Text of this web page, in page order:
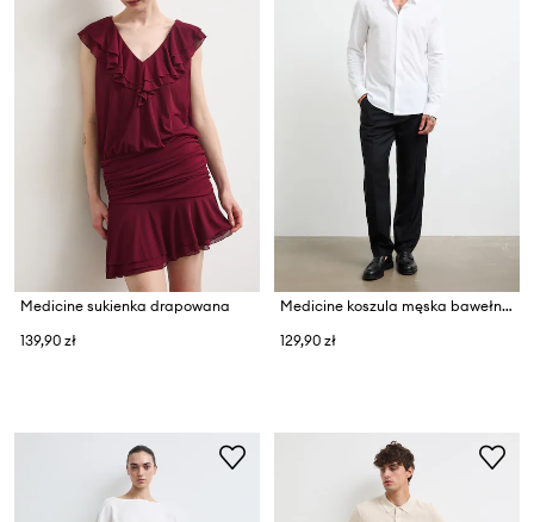
Medicine sukienka drapowana
139,90 zł
Medicine koszula męska bawełniana
129,90 zł